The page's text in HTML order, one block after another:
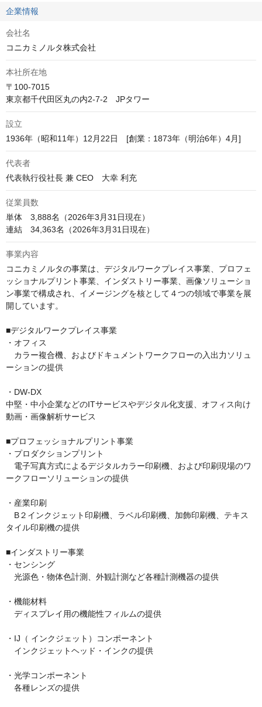
企業情報
会社名
コニカミノルタ株式会社
本社所在地
〒100-7015
東京都千代田区丸の内2-7-2　JPタワー
設立
1936年（昭和11年）12月22日　[創業：1873年（明治6年）4月]
代表者
代表執行役社長 兼 CEO　大幸 利充
従業員数
単体　3,888名（2026年3月31日現在）
連結　34,363名（2026年3月31日現在）
事業内容
コニカミノルタの事業は、デジタルワークプレイス事業、プロフェ
ッショナルプリント事業、インダストリー事業、画像ソリューショ
ン事業で構成され、イメージングを核として４つの領域で事業を展
開しています。
■デジタルワークプレイス事業
・オフィス
カラー複合機、およびドキュメントワークフローの入出力ソリュ
ーションの提供
・DW-DX
中堅・中小企業などのITサービスやデジタル化支援、オフィス向け
動画・画像解析サービス
■プロフェッショナルプリント事業
・プロダクションプリント
電子写真方式によるデジタルカラー印刷機、および印刷現場のワ
ークフローソリューションの提供
・産業印刷
B２インクジェット印刷機、ラベル印刷機、加飾印刷機、テキス
タイル印刷機の提供
■インダストリー事業
・センシング
光源色・物体色計測、外観計測など各種計測機器の提供
・機能材料
ディスプレイ用の機能性フィルムの提供
・IJ（ インクジェット）コンポーネント
インクジェットヘッド・インクの提供
・光学コンポーネント
各種レンズの提供